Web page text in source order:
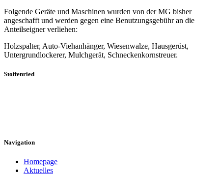
Folgende Geräte und Maschinen wurden von der MG bisher
angeschafft und werden gegen eine Benutzungsgebühr an die
Anteilseigner verliehen:
Holzspalter, Auto-Viehanhänger, Wiesenwalze, Hausgerüst,
Untergrundlockerer, Mulchgerät, Schneckenkornstreuer.
Stoffenried
Navigation
Homepage
Aktuelles